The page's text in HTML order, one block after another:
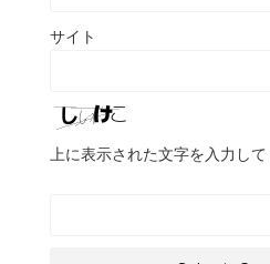
サイト
上に表示された文字を入力して